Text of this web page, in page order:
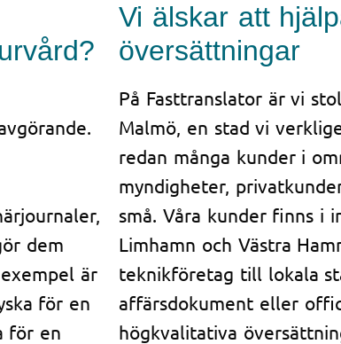
dem
är
för en
för en
Vi älskar att
översättningar
På Fasttranslator är vi
Malmö, en stad vi
redan många kunder i
myndigheter,
små. Våra kunder finns i
Limhamn och Västra
teknikföretag till lokala
affärsdokument eller
högkvalitativa